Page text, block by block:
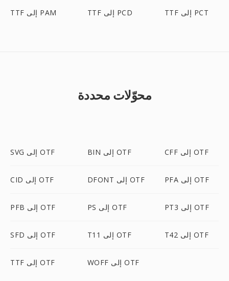
TTF إلى PAM TTF إلى PCD TTF إلى PCT
محوّلات محددة
SVG إلى OTF BIN إلى OTF CFF إلى OTF
CID إلى OTF DFONT إلى OTF PFA إلى OTF
PFB إلى OTF PS إلى OTF PT3 إلى OTF
SFD إلى OTF T11 إلى OTF T42 إلى OTF
TTF إلى OTF WOFF إلى OTF